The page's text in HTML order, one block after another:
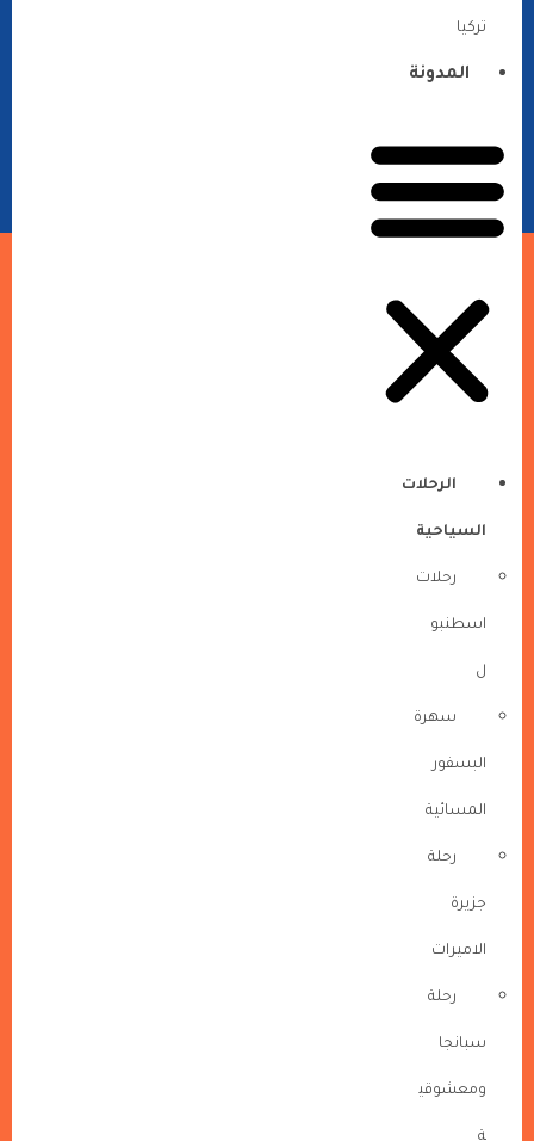
تركيا
المدونة
الرحلات
السياحية
رحلات
اسطنبو
ل
سهرة
البسفور
المسائية
رحلة
جزيرة
الاميرات
رحلة
سبانجا
ومعشوقي
ة